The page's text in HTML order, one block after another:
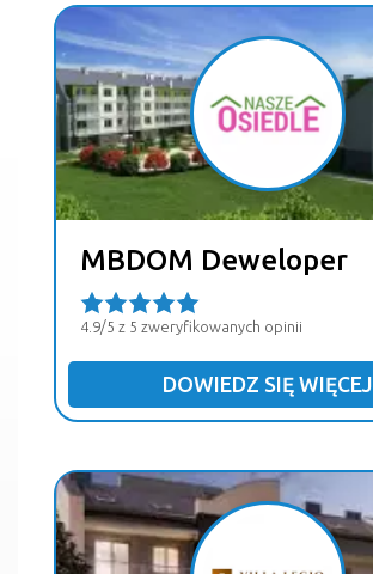
MBDOM Deweloper
4.9/5 z 5 zweryfikowanych opinii
DOWIEDZ SIĘ WIĘCEJ